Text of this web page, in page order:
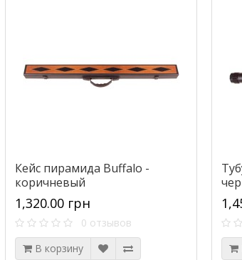
Кейс пирамида Buffalo -
коричневый
1,320.00 грн
0 отзывов
В корзину